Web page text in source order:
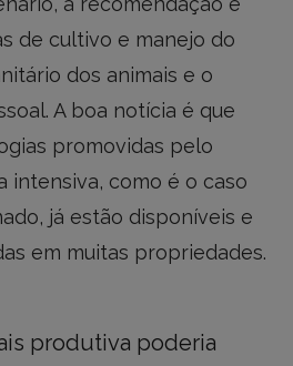
de cultivo e manejo do
dos animais e o
A boa notícia é que
promovidas pelo
intensiva, como é o caso
já estão disponíveis e
em muitas propriedades.
produtiva poderia